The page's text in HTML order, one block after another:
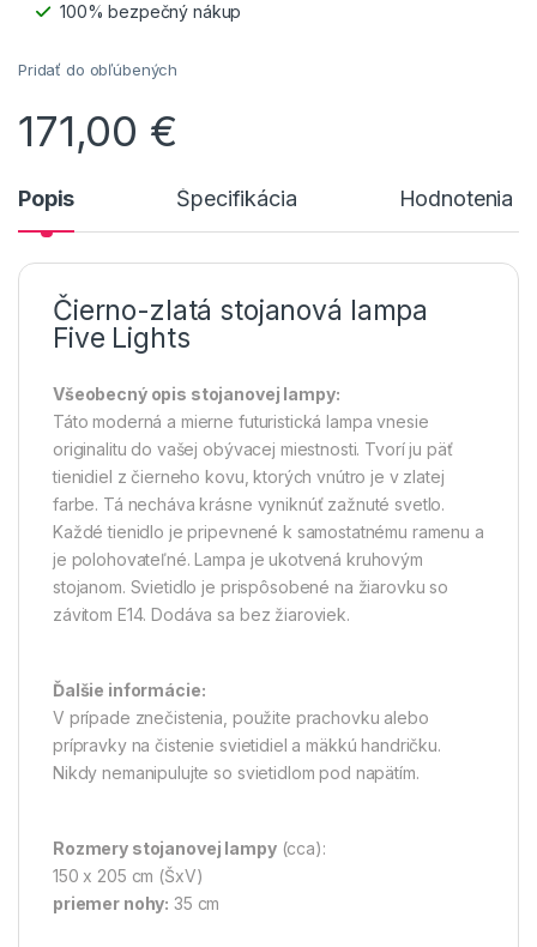
100% bezpečný nákup
Pridať do obľúbených
171,00 €
Popis Špecifikácia Hodnotenia
Čierno-zlatá stojanová lampa
Five Lights
Všeobecný opis stojanovej lampy:
Táto moderná a mierne futuristická lampa vnesie
originalitu do vašej obývacej miestnosti. Tvorí ju päť
tienidiel z čierneho kovu, ktorých vnútro je v zlatej
farbe. Tá necháva krásne vyniknúť zažnuté svetlo.
Každé tienidlo je pripevnené k samostatnému ramenu a
je polohovateľné. Lampa je ukotvená kruhovým
stojanom. Svietidlo je prispôsobené na žiarovku so
závitom E14. Dodáva sa bez žiaroviek.
Ďalšie informácie:
V prípade znečistenia, použite prachovku alebo
prípravky na čistenie svietidiel a mäkkú handričku.
Nikdy nemanipulujte so svietidlom pod napätím.
Rozmery stojanovej lampy(cca):
150 x 205 cm (ŠxV)
priemer nohy: 35 cm